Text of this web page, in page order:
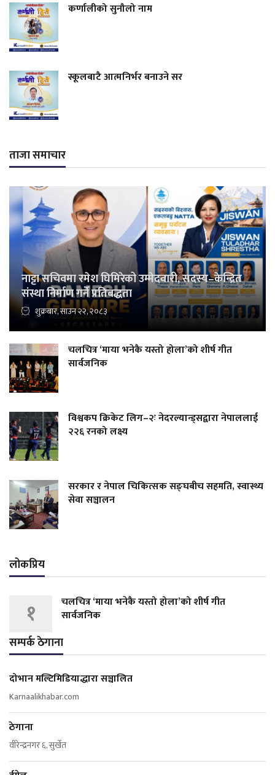
कर्णालीको सुनौलो नाम
स्कूलबाटै आत्मनिर्भर बनाउने सर
ताजा समाचार
नाट्टा सचिवमा रमेश घिमिरेको उम्मेदवारी, सदस्य–केन्द्रित
संस्था निर्माण गर्ने प्रतिबद्धता
शुक्रबार, साउन २२, २०८३
चलचित्र ‘माया भनेकै यस्तो होला’को शीर्ष गीत
सार्वजनिक
विश्वकप क्रिकेट लिग–२ः नेदरल्यान्ड्सद्वारा नेपाललाई
२२६ रनको लक्ष्य
सरकार र नेपाल चिकित्सक सङ्घबीच सहमति, स्वास्थ्य
सेवा सञ्चालन
लोकप्रिय
१
चलचित्र ‘माया भनेकै यस्तो होला’को शीर्ष गीत
सार्वजनिक
सम्पर्क ठेगाना
दोभान मल्टिमिडियाद्धारा सञ्चालित
Karnaalikhabar.com
ठेगाना
वीरेन्द्रनगर ६, सुर्खेत